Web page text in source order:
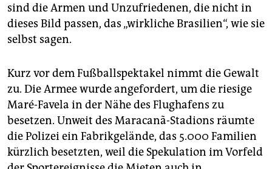
sind die Armen und Unzufriedenen, die nicht in
dieses Bild passen, das „wirkliche Brasilien“, wie sie
selbst sagen.
Kurz vor dem Fußballspektakel nimmt die Gewalt
zu. Die Armee wurde angefordert, um die riesige
Maré-Favela in der Nähe des Flughafens zu
besetzen. Unweit des Maracanã-Stadions räumte
die Polizei ein Fabrikgelände, das 5.000 Familien
kürzlich besetzten, weil die Spekulation im Vorfeld